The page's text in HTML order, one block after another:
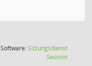
Software:Sitzungsdienst
Session(Wird in